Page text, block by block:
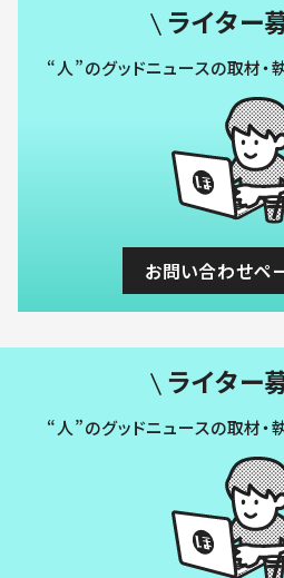
ライター
“人”のグッドニュースの取材・
お問い合わせペ
ライター
“人”のグッドニュースの取材・